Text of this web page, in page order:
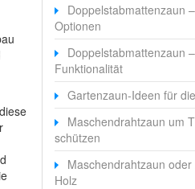
Doppelstabmattenzaun
Optionen
Doppelstabmattenzaun
Funktionalität
Gartenzaun-Ideen für
Maschendrahtzaun um
schützen
Maschendrahtzaun
Holz